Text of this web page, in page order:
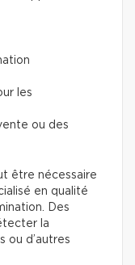
les
ou des
être nécessaire
en qualité
Des
la
ou d’autres